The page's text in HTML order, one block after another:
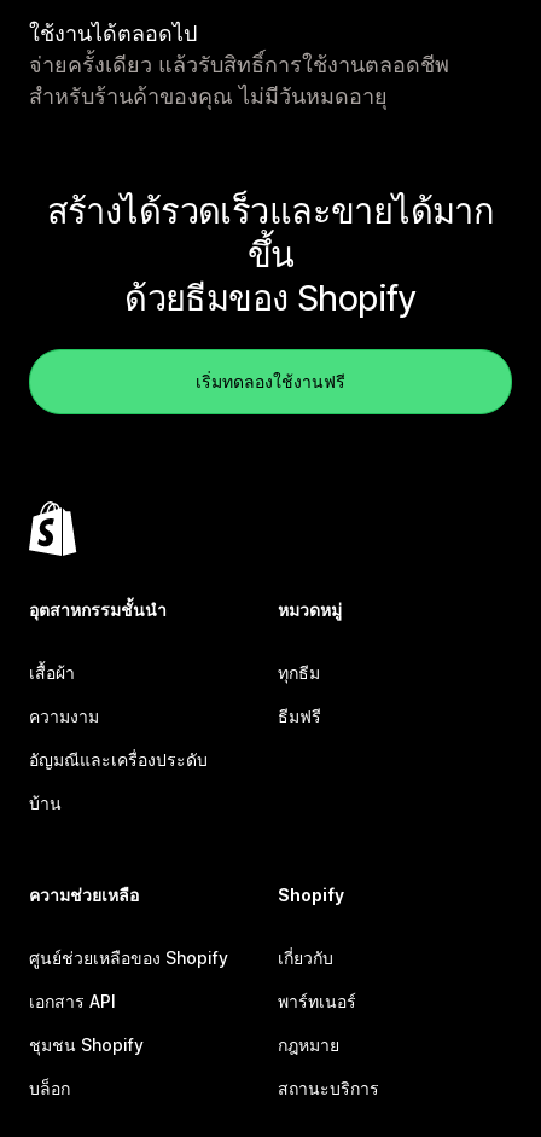
ใช้งานได้ตลอดไป
จ่ายครั้งเดียว แล้วรับสิทธิ์การใช้งานตลอดชีพ
สำหรับร้านค้าของคุณ ไม่มีวันหมดอายุ
สร้างได้รวดเร็วและขายได้มาก
ขึ้น
ด้วยธีมของ Shopify
เริ่มทดลองใช้งานฟรี
อุตสาหกรรมชั้นนำ
เสื้อผ้า
ความงาม
อัญมณีและเครื่องประดับ
บ้าน
หมวดหมู่
ทุกธีม
ธีมฟรี
ความช่วยเหลือ
ศูนย์ช่วยเหลือของ Shopify
เอกสาร API
ชุมชน Shopify
บล็อก
Shopify
เกี่ยวกับ
พาร์ทเนอร์
กฎหมาย
สถานะบริการ